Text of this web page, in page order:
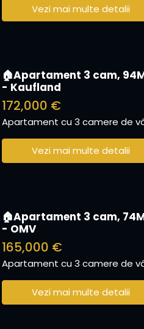
Vezi mai multe detalii
🏠Apartament 3 cam,
- Kaufland
172,000 €
Apartament cu 3 camere de
Vezi mai multe detalii
🏠Apartament 3 cam,
- OMV
165,000 €
Apartament cu 3 camere de
Vezi mai multe detalii